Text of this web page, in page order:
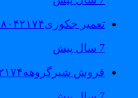
تعمیر جکوزی۸۸۰۴۲۱۷۴_فروش وان جکوزی
فروش شیرگروهه۸۸۰۴۲۱۷۴_تعمیر شیرگروهه